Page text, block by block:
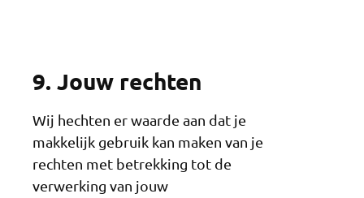
9. Jouw rechten
Wij hechten er waarde aan dat je
makkelijk gebruik kan maken van je
rechten met betrekking tot de
verwerking van jouw